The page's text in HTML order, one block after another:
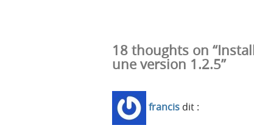
18 thoughts on
une version 1.2.5”
francis dit :